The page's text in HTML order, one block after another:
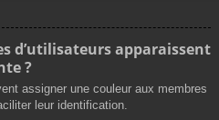
d’utilisateurs apparaissent
?
assigner une couleur aux membres
leur identification.